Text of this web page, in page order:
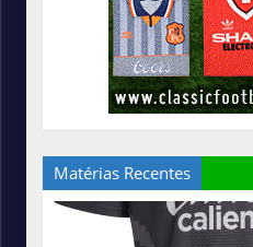
Matérias Recentes